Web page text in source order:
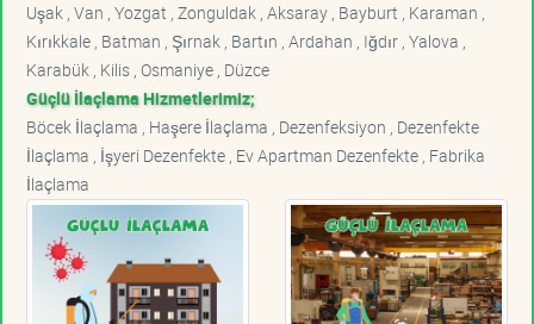
Uşak , Van , Yozgat , Zonguldak , Aksaray , Bayburt , Karaman ,
Kırıkkale , Batman , Şırnak , Bartın , Ardahan , Iğdır , Yalova ,
Karabük , Kilis , Osmaniye , Düzce
Güçlü İlaçlama Hizmetlerimiz;
Böcek İlaçlama , Haşere İlaçlama , Dezenfeksiyon , Dezenfekte
İlaçlama , İşyeri Dezenfekte , Ev Apartman Dezenfekte , Fabrika
İlaçlama